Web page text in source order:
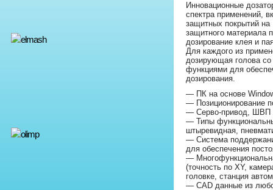
Инновационные
спектра применений,
защитных покрытий
защитного материала
дозирование клея и
Для каждого из
дозирующая голова
функциями для
дозирования.
— ПК на основе
— Позиционирование
— Серво-привод, ШВП
— Типы
штыревидная,
— Система
для обеспечения
—
(точность по XY,
головке, станция
— CAD данные из